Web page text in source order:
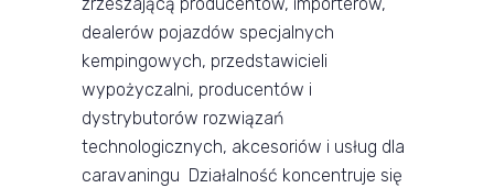
dealerów pojazdów specjalnych
kempingowych, przedstawicieli
wypożyczalni, producentów i
dystrybutorów rozwiązań
technologicznych, akcesoriów i usług dla
caravaningu Działalność koncentruje się